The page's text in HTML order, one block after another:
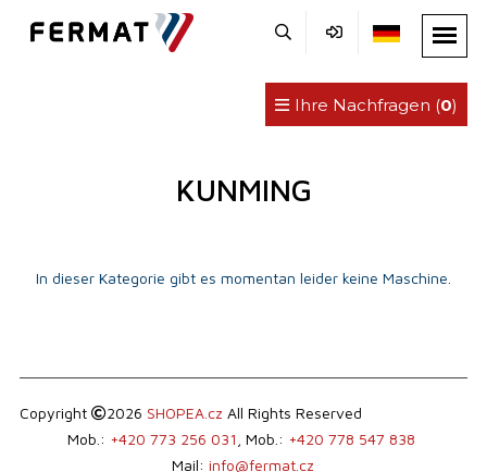
Ihre Nachfragen (0)
KUNMING
In dieser Kategorie gibt es momentan leider keine Maschine.
Copyright 2026 SHOPEA.cz All Rights Reserved
Mob.: +420 773 256 031 , Mob.: +420 778 547 838
Mail: info@fermat.cz